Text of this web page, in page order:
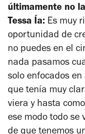
últimamente no
Tessa Ía: Es muy
oportunidad de
no puedes en el
nada pasamos
solo enfocados
que tenía muy
viera y hasta
ese modo todo se
de que tenemos